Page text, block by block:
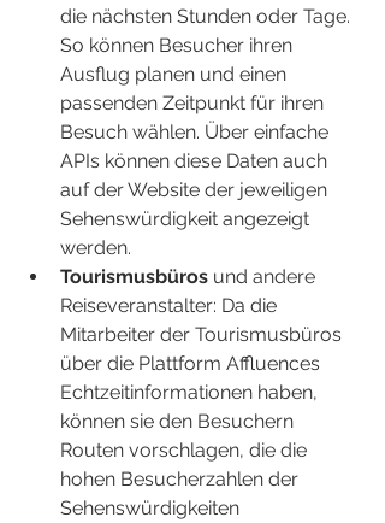
die nächsten Stunden oder Tage.
So können Besucher ihren
Ausflug planen und einen
passenden Zeitpunkt für ihren
Besuch wählen. Über einfache
APIs können diese Daten auch
auf der Website der jeweiligen
Sehenswürdigkeit angezeigt
werden.
Tourismusbüros und andere
Reiseveranstalter: Da die
Mitarbeiter der Tourismusbüros
über die Plattform Affluences
Echtzeitinformationen haben,
können sie den Besuchern
Routen vorschlagen, die die
hohen Besucherzahlen der
Sehenswürdigkeiten